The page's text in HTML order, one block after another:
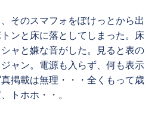
そのスマフォをぽけっとから出
ンと床に落としてしまった。床
ャと嫌な音がした。見ると表の
ャン。電源も入らず、何も表示
掲載は無理・・・全くもって歳
トホホ・・。